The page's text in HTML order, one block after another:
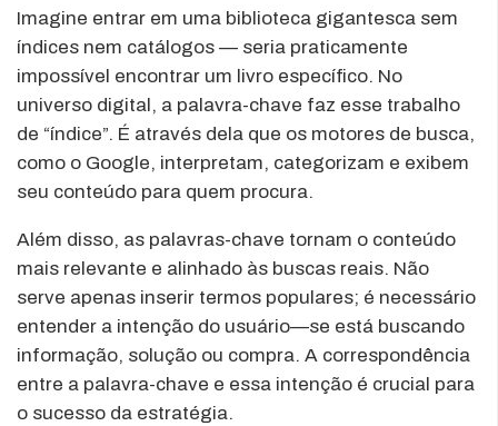
Imagine entrar em uma biblioteca gigantesca sem
índices nem catálogos — seria praticamente
impossível encontrar um livro específico. No
universo digital, a palavra-chave faz esse trabalho
de “índice”. É através dela que os motores de busca,
como o Google, interpretam, categorizam e exibem
seu conteúdo para quem procura.
Além disso, as palavras-chave tornam o conteúdo
mais relevante e alinhado às buscas reais. Não
serve apenas inserir termos populares; é necessário
entender a intenção do usuário—se está buscando
informação, solução ou compra. A correspondência
entre a palavra-chave e essa intenção é crucial para
o sucesso da estratégia.